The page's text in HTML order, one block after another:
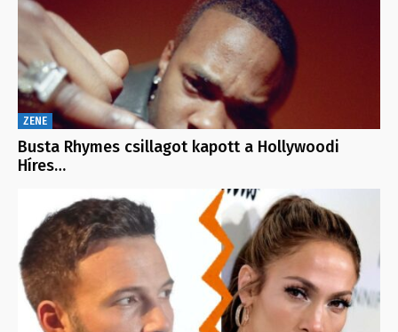
ZENE
Busta Rhymes csillagot kapott a Hollywoodi
Híres…